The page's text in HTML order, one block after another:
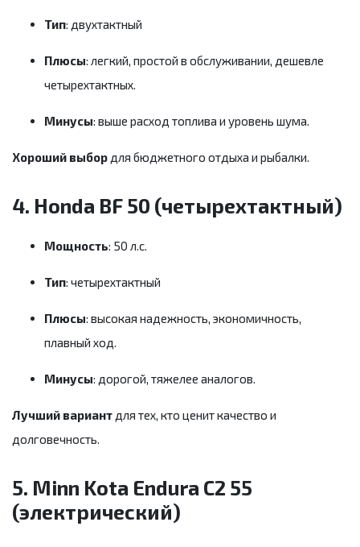
Тип: двухтактный
Плюсы: легкий, простой в обслуживании, дешевле
четырехтактных.
Минусы: выше расход топлива и уровень шума.
Хороший выбор для бюджетного отдыха и рыбалки.
4. Honda BF 50 (четырехтактный)
Мощность: 50 л.с.
Тип: четырехтактный
Плюсы: высокая надежность, экономичность,
плавный ход.
Минусы: дорогой, тяжелее аналогов.
Лучший вариант для тех, кто ценит качество и
долговечность.
5. Minn Kota Endura C2 55
(электрический)